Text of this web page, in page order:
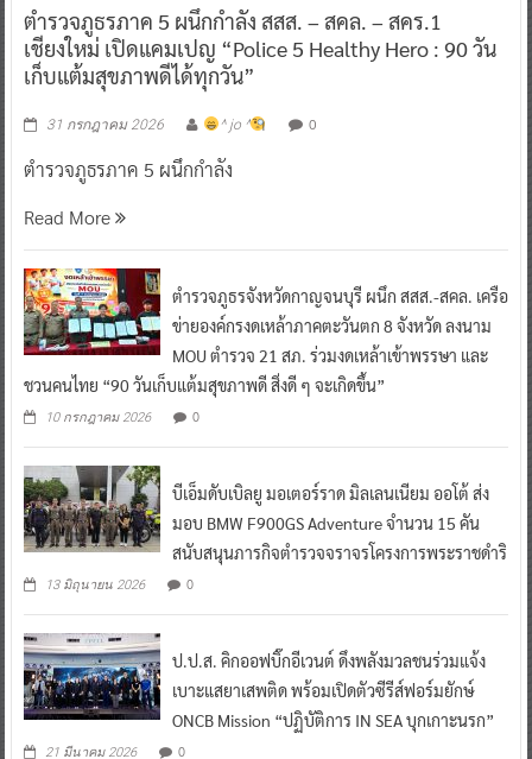
ตำรวจภูธรภาค 5 ผนึกกำลัง สสส. – สคล. – สคร.1
เชียงใหม่ เปิดแคมเปญ “Police 5 Healthy Hero : 90 วัน
เก็บแต้มสุขภาพดีได้ทุกวัน”
31 กรกฎาคม 2026 ^ jo ^ 0
ตำรวจภูธรภาค 5 ผนึกกำลัง
Read More
ตำรวจภูธรจังหวัดกาญจนบุรี ผนึก สสส.-สคล. เครือ
ข่ายองค์กรงดเหล้าภาคตะวันตก 8 จังหวัด ลงนาม
MOU ตำรวจ 21 สภ. ร่วมงดเหล้าเข้าพรรษา และ
ชวนคนไทย “90 วันเก็บแต้มสุขภาพดี สิ่งดี ๆ จะเกิดขึ้น”
10 กรกฎาคม 2026 0
บีเอ็มดับเบิลยู มอเตอร์ราด มิลเลนเนียม ออโต้ ส่ง
มอบ BMW F900GS Adventure จำนวน 15 คัน
สนับสนุนภารกิจตำรวจจราจรโครงการพระราชดำริ
13 มิถุนายน 2026 0
ป.ป.ส. คิกออฟบิ๊กอีเวนต์ ดึงพลังมวลชนร่วมแจ้ง
เบาะแสยาเสพติด พร้อมเปิดตัวซีรีส์ฟอร์มยักษ์
ONCB Mission “ปฏิบัติการ IN SEA บุกเกาะนรก”
21 มีนาคม 2026 0